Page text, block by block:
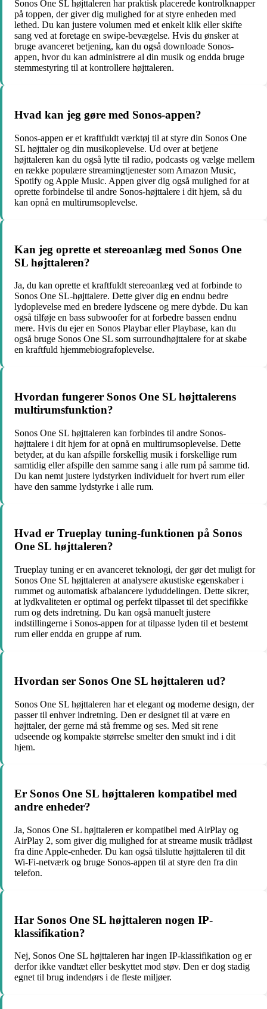
Sonos One SL højttaleren har praktisk placerede kontrolknapper
på toppen, der giver dig mulighed for at styre enheden med
lethed. Du kan justere volumen med et enkelt klik eller skifte
sang ved at foretage en swipe-bevægelse. Hvis du ønsker at
bruge avanceret betjening, kan du også downloade Sonos-
appen, hvor du kan administrere al din musik og endda bruge
stemmestyring til at kontrollere højttaleren.
Hvad kan jeg gøre med Sonos-appen?
Sonos-appen er et kraftfuldt værktøj til at styre din Sonos One
SL højttaler og din musikoplevelse. Ud over at betjene
højttaleren kan du også lytte til radio, podcasts og vælge mellem
en række populære streamingtjenester som Amazon Music,
Spotify og Apple Music. Appen giver dig også mulighed for at
oprette forbindelse til andre Sonos-højttalere i dit hjem, så du
kan opnå en multirumsoplevelse.
Kan jeg oprette et stereoanlæg med Sonos One
SL højttaleren?
Ja, du kan oprette et kraftfuldt stereoanlæg ved at forbinde to
Sonos One SL-højttalere. Dette giver dig en endnu bedre
lydoplevelse med en bredere lydscene og mere dybde. Du kan
også tilføje en bass subwoofer for at forbedre bassen endnu
mere. Hvis du ejer en Sonos Playbar eller Playbase, kan du
også bruge Sonos One SL som surroundhøjttalere for at skabe
en kraftfuld hjemmebiografoplevelse.
Hvordan fungerer Sonos One SL højttalerens
multirumsfunktion?
Sonos One SL højttaleren kan forbindes til andre Sonos-
højttalere i dit hjem for at opnå en multirumsoplevelse. Dette
betyder, at du kan afspille forskellig musik i forskellige rum
samtidig eller afspille den samme sang i alle rum på samme tid.
Du kan nemt justere lydstyrken individuelt for hvert rum eller
have den samme lydstyrke i alle rum.
Hvad er Trueplay tuning-funktionen på Sonos
One SL højttaleren?
Trueplay tuning er en avanceret teknologi, der gør det muligt for
Sonos One SL højttaleren at analysere akustiske egenskaber i
rummet og automatisk afbalancere lyduddelingen. Dette sikrer,
at lydkvaliteten er optimal og perfekt tilpasset til det specifikke
rum og dets indretning. Du kan også manuelt justere
indstillingerne i Sonos-appen for at tilpasse lyden til et bestemt
rum eller endda en gruppe af rum.
Hvordan ser Sonos One SL højttaleren ud?
Sonos One SL højttaleren har et elegant og moderne design, der
passer til enhver indretning. Den er designet til at være en
højttaler, der gerne må stå fremme og ses. Med sit rene
udseende og kompakte størrelse smelter den smukt ind i dit
hjem.
Er Sonos One SL højttaleren kompatibel med
andre enheder?
Ja, Sonos One SL højttaleren er kompatibel med AirPlay og
AirPlay 2, som giver dig mulighed for at streame musik trådløst
fra dine Apple-enheder. Du kan også tilslutte højttaleren til dit
Wi-Fi-netværk og bruge Sonos-appen til at styre den fra din
telefon.
Har Sonos One SL højttaleren nogen IP-
klassifikation?
Nej, Sonos One SL højttaleren har ingen IP-klassifikation og er
derfor ikke vandtæt eller beskyttet mod støv. Den er dog stadig
egnet til brug indendørs i de fleste miljøer.